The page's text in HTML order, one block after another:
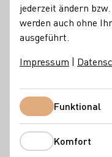
der Mosel. Neueste
ermöglichen
wettbewerbsfähig zu
Branchennews
jederzeit ändern
werden auch ohne
ausgeführt.
Impressum |
Funktional
Komfort